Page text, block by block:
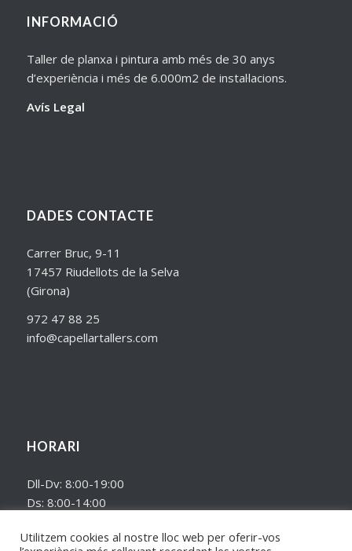
INFORMACIÓ
Taller de planxa i pintura amb més de 30 anys
d’experiència i més de 6.000m2 de instal·lacions.
Avís Legal
DADES CONTACTE
Carrer Bruc, 9-11
17457 Riudellots de la Selva
(Girona)
972 47 88 25
info@capellartallers.com
HORARI
Dll-Dv: 8:00-19:00
Ds: 8:00-14:00
Utilitzem cookies al nostre lloc web per oferir-vos